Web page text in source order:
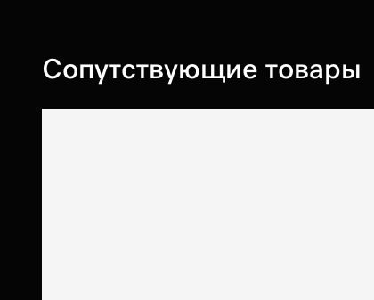
Сопутствующие товары